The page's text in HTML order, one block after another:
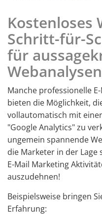
Kostenloses
Schritt-für-
für
Webanalysen
Manche professionelle
bieten die Möglichkeit,
vollautomatisch mit
"Google Analytics" zu
ungemein spannende
die Marketer in der
E-Mail Marketing
auszudehnen!
Beispielsweise bringen
Erfahrung: